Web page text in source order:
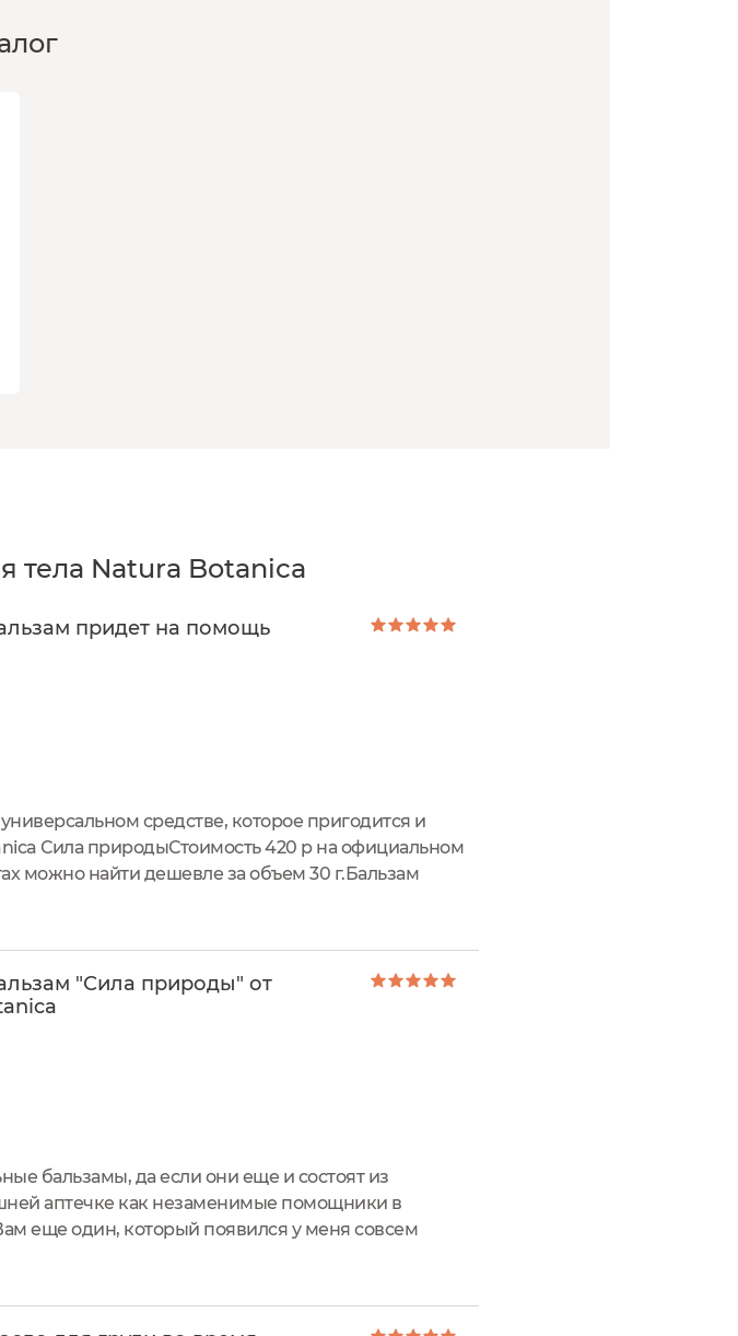
тела Natura Botanica
придет на помощь
средстве, которое пригодится и
Сила природыСтоимость 420 р на официальном
можно найти дешевле за объем 30 г.Бальзам
"Сила природы" от
бальзамы, да если они еще и состоят из
аптечке как незаменимые помощники в
еще один, который появился у меня совсем